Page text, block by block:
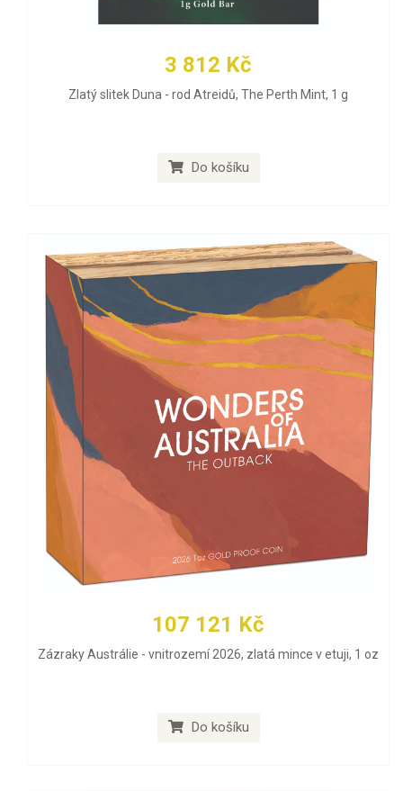
3 812 Kč
Zlatý slitek Duna - rod Atreidů, The Perth Mint, 1 g
Do košíku
107 121 Kč
Zázraky Austrálie - vnitrozemí 2026, zlatá mince v etuji, 1 oz
Do košíku